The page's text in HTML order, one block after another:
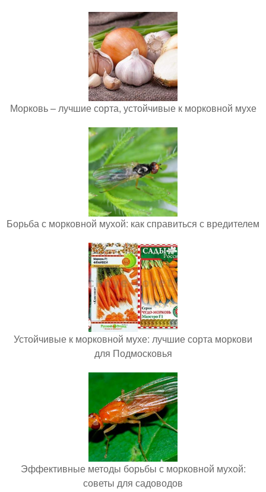
Морковь – лучшие сорта, устойчивые к морковной мухе
Борьба с морковной мухой: как справиться с вредителем
Устойчивые к морковной мухе: лучшие сорта моркови
для Подмосковья
Эффективные методы борьбы с морковной мухой:
советы для садоводов